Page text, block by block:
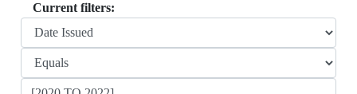
Current filters: